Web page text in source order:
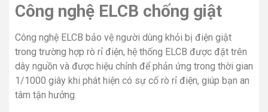
Công nghệ ELCB chống giật
Công nghệ ELCB bảo vệ người dùng khỏi bị điện giật
trong trường hợp rò rỉ điện, hệ thống ELCB được đặt trên
dây nguồn và được hiệu chỉnh để phản ứng trong thời gian
1/1000 giây khi phát hiện có sự cố rò rỉ điện, giúp bạn an
tâm tận hưởng.